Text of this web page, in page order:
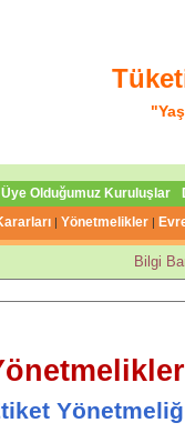
Üye Olduğumuz Kuruluşlar
| Yönetmelikler|
Bilgi